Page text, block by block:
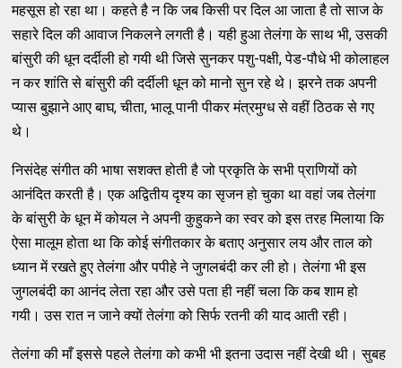
महसूस हो रहा था। कहते है न कि जब किसी पर दिल आ जाता है तो साज के
सहारे दिल की आवाज निकलने लगती है। यही हुआ तेलंगा के साथ भी, उसकी
बांसुरी की धून दर्दीली हो गयी थी जिसे सुनकर पशु-पक्षी, पेड-पौधे भी कोलाहल
न कर शांति से बांसुरी की दर्दीली धून को मानो सुन रहे थे। झरने तक अपनी
प्‍यास बुझाने आए बाघ, चीता, भालू पानी पीकर मंत्रमुग्‍ध से वहीं ठिठक से गए
थे।
निसंदेह संगीत की भाषा सशक्‍त होती है जो प्रकृति के सभी प्राणियों को
आनंदित करती है। एक अद्वितीय दृश्‍य का सृजन हो चुका था वहां जब तेलंगा
के बांसुरी के धून में कोयल ने अपनी कुहुकने का स्‍वर को इस तरह मिलाया कि
ऐसा मालूम होता था कि कोई संगीतकार के बताए अनुसार लय और ताल को
ध्‍यान में रखते हुए तेलंगा और पपीहे ने जुगलबंदी कर ली हो। तेलंगा भी इस
जुगलबंदी का आनंद लेता रहा और उसे पता ही नहीं चला कि कब शाम हो
गयी। उस रात न जाने क्‍यों तेलंगा को सिर्फ रतनी की याद आती रही।
तेलंगा की माँ इससे पहले तेलंगा को कभी भी इतना उदास नहीं देखी थी। सुबह